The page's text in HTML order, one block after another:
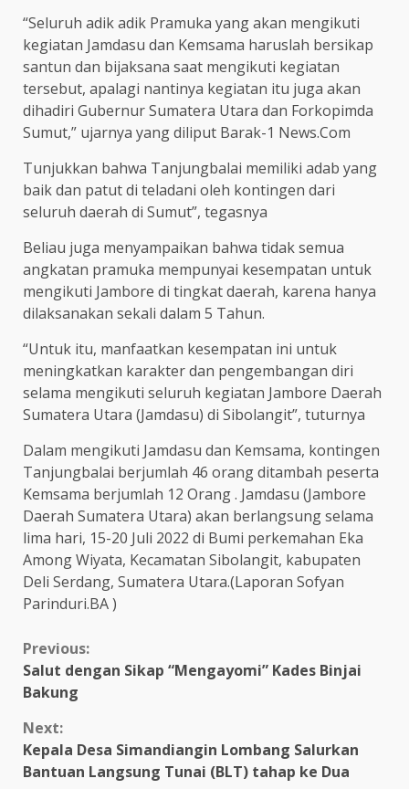
“Seluruh adik adik Pramuka yang akan mengikuti
kegiatan Jamdasu dan Kemsama haruslah bersikap
santun dan bijaksana saat mengikuti kegiatan
tersebut, apalagi nantinya kegiatan itu juga akan
dihadiri Gubernur Sumatera Utara dan Forkopimda
Sumut,” ujarnya yang diliput Barak-1 News.Com
Tunjukkan bahwa Tanjungbalai memiliki adab yang
baik dan patut di teladani oleh kontingen dari
seluruh daerah di Sumut”, tegasnya
Beliau juga menyampaikan bahwa tidak semua
angkatan pramuka mempunyai kesempatan untuk
mengikuti Jambore di tingkat daerah, karena hanya
dilaksanakan sekali dalam 5 Tahun.
“Untuk itu, manfaatkan kesempatan ini untuk
meningkatkan karakter dan pengembangan diri
selama mengikuti seluruh kegiatan Jambore Daerah
Sumatera Utara (Jamdasu) di Sibolangit”, tuturnya
Dalam mengikuti Jamdasu dan Kemsama, kontingen
Tanjungbalai berjumlah 46 orang ditambah peserta
Kemsama berjumlah 12 Orang . Jamdasu (Jambore
Daerah Sumatera Utara) akan berlangsung selama
lima hari, 15-20 Juli 2022 di Bumi perkemahan Eka
Among Wiyata, Kecamatan Sibolangit, kabupaten
Deli Serdang, Sumatera Utara.(Laporan Sofyan
Parinduri.BA )
Continue
Reading
Previous:
Salut dengan Sikap “Mengayomi” Kades Binjai
Bakung
Next:
Kepala Desa Simandiangin Lombang Salurkan
Bantuan Langsung Tunai (BLT) tahap ke Dua